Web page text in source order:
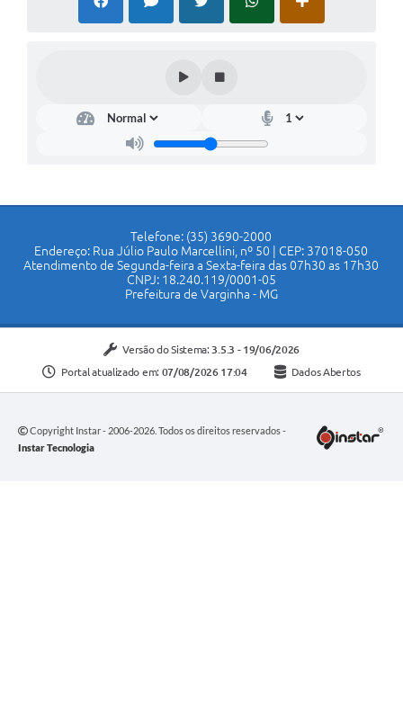
Telefone: (35) 3690-2000
Endereço: Rua Júlio Paulo Marcellini, nº 50 | CEP: 37018-050
Atendimento de Segunda-feira a Sexta-feira das 07h30 as 17h30
CNPJ: 18.240.119/0001-05
Prefeitura de Varginha - MG
Versão do Sistema: 3.5.3 - 19/06/2026
Portal atualizado em: 07/08/2026 17:04 Dados Abertos
Copyright Instar - 2006-2026. Todos os direitos reservados -
Instar Tecnologia